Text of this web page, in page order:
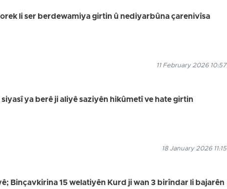
li ser berdewamiya girtin û nediyarbûna çarenivîsa
11 February 2026 10:57
ya berê ji aliyê saziyên hikûmetî ve hate girtin
18 January 2026 11:15
Binçavkirina 15 welatiyên Kurd ji wan 3 birîndar li bajarên